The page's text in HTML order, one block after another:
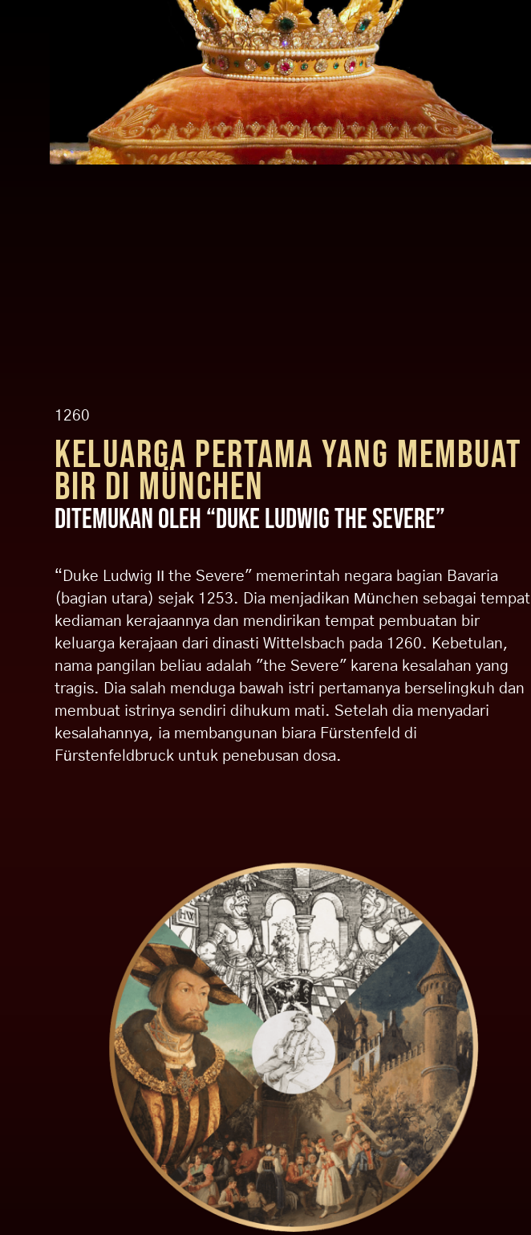
1260
KELUARGA PERTAMA YANG MEMBUAT
BIR DI MÜNCHEN
Ditemukan oleh “DUKE LUDWIG THE SEVERE”
“Duke Ludwig II the Severe" memerintah negara bagian Bavaria
(bagian utara) sejak 1253. Dia menjadikan München sebagai tempat
kediaman kerajaannya dan mendirikan tempat pembuatan bir
keluarga kerajaan dari dinasti Wittelsbach pada 1260. Kebetulan,
nama pangilan beliau adalah "the Severe" karena kesalahan yang
tragis. Dia salah menduga bawah istri pertamanya berselingkuh dan
membuat istrinya sendiri dihukum mati. Setelah dia menyadari
kesalahannya, ia membangunan biara Fürstenfeld di
Fürstenfeldbruck untuk penebusan dosa.